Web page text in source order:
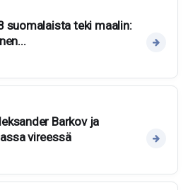
suomalaista teki maalin:
Barkov ja
vireessä